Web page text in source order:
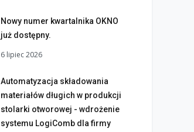
Nowy numer kwartalnika OKNO
już dostępny.
6 lipiec 2026
Automatyzacja składowania
materiałów długich w produkcji
stolarki otworowej - wdrożenie
systemu LogiComb dla firmy